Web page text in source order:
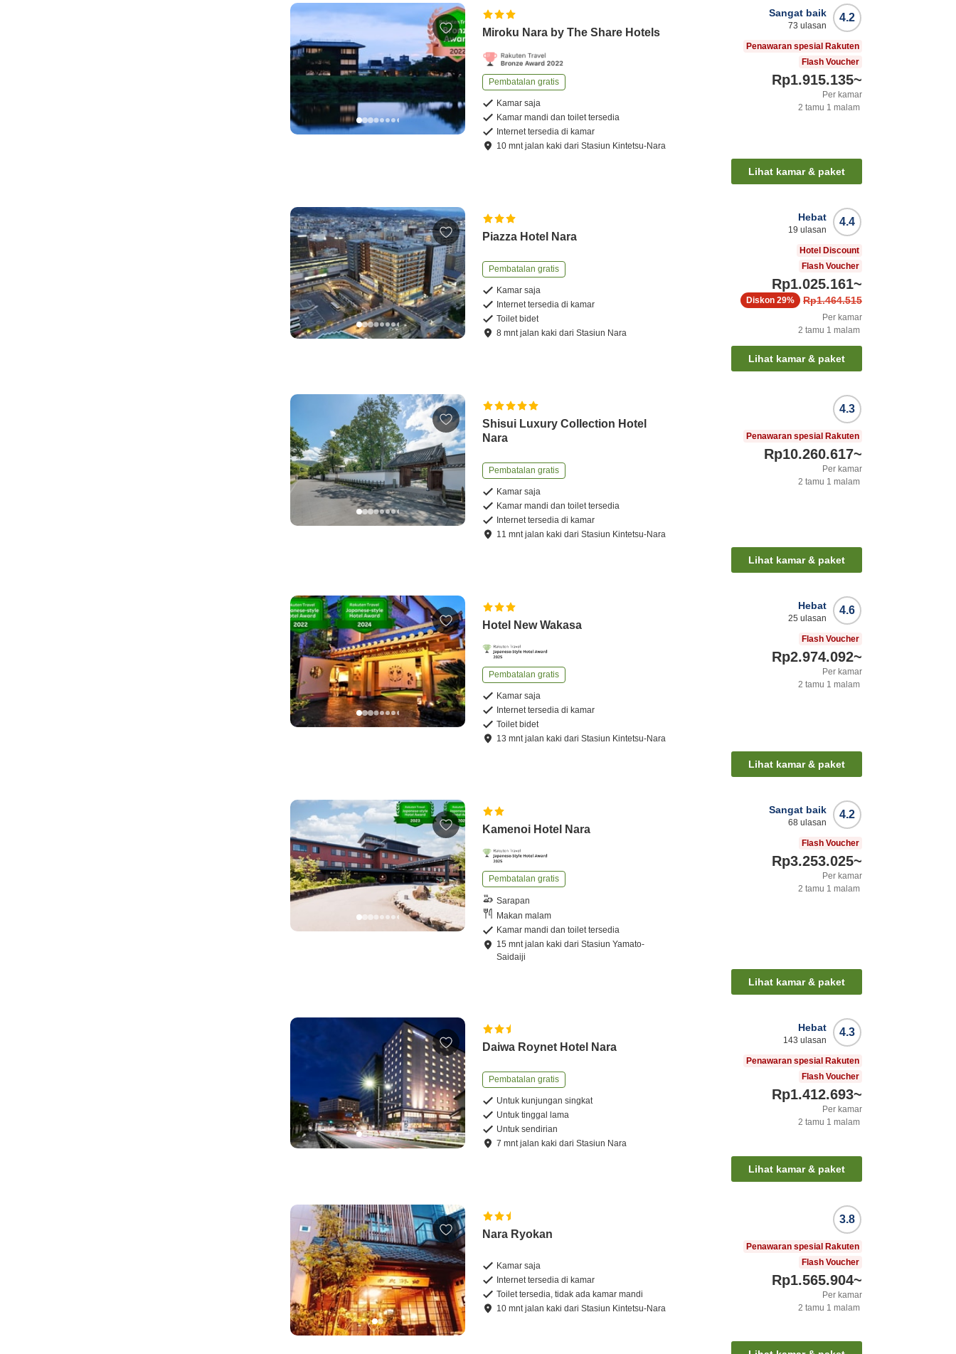
Miroku Nara by The Share Hotels
Pembatalan gratis
Kamar saja
Kamar mandi dan toilet tersedia
Internet tersedia di kamar
10 mntjalan kaki dariStasiun Kintetsu-Nara
4.2
Sangat baik
73 ulasan
Penawaran spesial Rakuten
Flash Voucher
Rp1.915.135~
Per kamar
2 tamu 1 malam
Lihat kamar & paket
Piazza Hotel Nara
Pembatalan gratis
Kamar saja
Internet tersedia di kamar
Toilet bidet
8 mntjalan kaki dariStasiun Nara
4.4
Hebat
19 ulasan
Hotel Discount
Flash Voucher
Rp1.025.161~
Rp1.464.515
Diskon 29%
Per kamar
2 tamu 1 malam
Lihat kamar & paket
Shisui Luxury Collection Hotel
Nara
Pembatalan gratis
Kamar saja
Kamar mandi dan toilet tersedia
Internet tersedia di kamar
11 mntjalan kaki dariStasiun Kintetsu-Nara
4.3
Penawaran spesial Rakuten
Rp10.260.617~
Per kamar
2 tamu 1 malam
Lihat kamar & paket
Hotel New Wakasa
Pembatalan gratis
Kamar saja
Internet tersedia di kamar
Toilet bidet
13 mntjalan kaki dariStasiun Kintetsu-Nara
4.6
Hebat
25 ulasan
Flash Voucher
Rp2.974.092~
Per kamar
2 tamu 1 malam
Lihat kamar & paket
Kamenoi Hotel Nara
Pembatalan gratis
Sarapan
Makan malam
Kamar mandi dan toilet tersedia
15 mntjalan kaki dariStasiun Yamato-
Saidaiji
4.2
Sangat baik
68 ulasan
Flash Voucher
Rp3.253.025~
Per kamar
2 tamu 1 malam
Lihat kamar & paket
Daiwa Roynet Hotel Nara
Pembatalan gratis
Untuk kunjungan singkat
Untuk tinggal lama
Untuk sendirian
7 mntjalan kaki dariStasiun Nara
4.3
Hebat
143 ulasan
Penawaran spesial Rakuten
Flash Voucher
Rp1.412.693~
Per kamar
2 tamu 1 malam
Lihat kamar & paket
Nara Ryokan
Kamar saja
Internet tersedia di kamar
Toilet tersedia, tidak ada kamar mandi
10 mntjalan kaki dariStasiun Kintetsu-Nara
3.8
Penawaran spesial Rakuten
Flash Voucher
Rp1.565.904~
Per kamar
2 tamu 1 malam